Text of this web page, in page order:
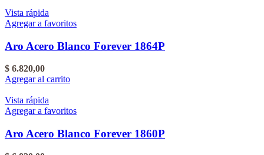
Vista rápida
Agregar a favoritos
Aro Acero Blanco Forever 1864P
$ 6.820,00
Agregar al carrito
Vista rápida
Agregar a favoritos
Aro Acero Blanco Forever 1860P